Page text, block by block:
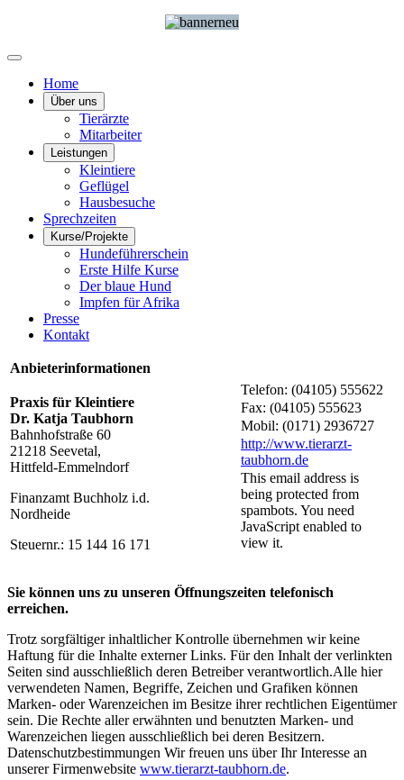
Home
Über uns
Tierärzte
Mitarbeiter
Leistungen
Kleintiere
Geflügel
Hausbesuche
Sprechzeiten
Kurse/Projekte
Hundeführerschein
Erste Hilfe Kurse
Der blaue Hund
Impfen für Afrika
Presse
Kontakt
Anbieterinformationen
Praxis für Kleintiere
Dr. Katja Taubhorn
Bahnhofstraße 60
21218 Seevetal,
Hittfeld-Emmelndorf
Finanzamt Buchholz i.d.
Nordheide
Steuernr.: 15 144 16 171
Telefon: (04105) 555622
Fax: (04105) 555623
Mobil: (0171) 2936727
http://www.tierarzt-
taubhorn.de
This email address is
being protected from
spambots. You need
JavaScript enabled to
view it.
Sie können uns zu unseren Öffnungszeiten telefonisch
erreichen.
Trotz sorgfältiger inhaltlicher Kontrolle übernehmen wir keine
Haftung für die Inhalte externer Links. Für den Inhalt der verlinkten
Seiten sind ausschließlich deren Betreiber verantwortlich.Alle hier
verwendeten Namen, Begriffe, Zeichen und Grafiken können
Marken- oder Warenzeichen im Besitze ihrer rechtlichen Eigentümer
sein. Die Rechte aller erwähnten und benutzten Marken- und
Warenzeichen liegen ausschließlich bei deren Besitzern.
Datenschutzbestimmungen Wir freuen uns über Ihr Interesse an
unserer Firmenwebsite www.tierarzt-taubhorn.de.